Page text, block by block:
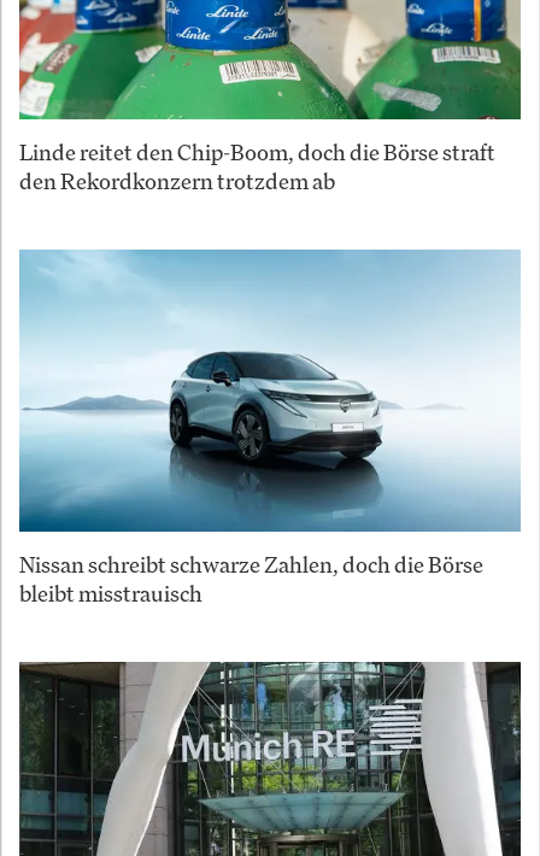
Linde reitet den Chip-Boom, doch die Börse straft
den Rekordkonzern trotzdem ab
Nissan schreibt schwarze Zahlen, doch die Börse
bleibt misstrauisch